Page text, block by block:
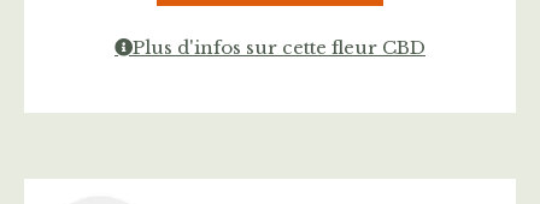
Plus d'infos sur cette fleur CBD